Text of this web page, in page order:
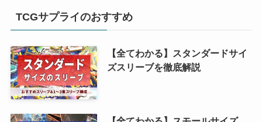
TCGサプライのおすすめ
【全てわかる】スタンダードサイ
ズスリーブを徹底解説